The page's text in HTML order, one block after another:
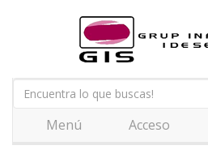
Menú Acceso